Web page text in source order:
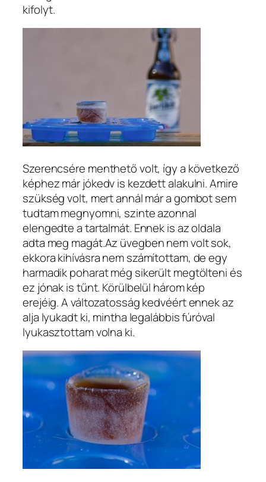
kifolyt.
Szerencsére menthető volt, így a következő
képhez már jókedv is kezdett alakulni. Amire
szükség volt, mert annál már a gombot sem
tudtam megnyomni, szinte azonnal
elengedte a tartalmát. Ennek is az oldala
adta meg magát.Az üvegben nem volt sok,
ekkora kihívásra nem számítottam, de egy
harmadik poharat még sikerült megtölteni és
ez jónak is tűnt. Körülbelül három kép
erejéig. A változatosság kedvéért ennek az
alja lyukadt ki, mintha legalábbis fúróval
lyukasztottam volna ki.